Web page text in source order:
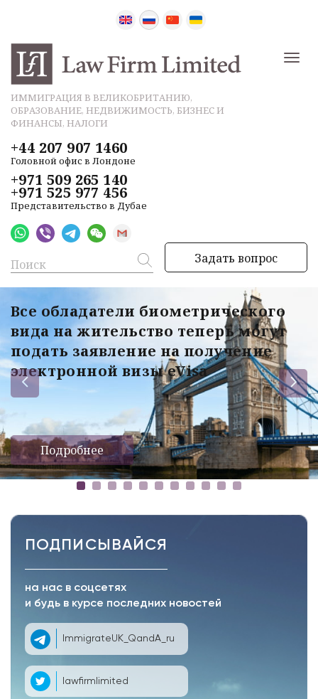
ИММИГРАЦИЯ В ВЕЛИКОБРИТАНИЮ,
ОБРАЗОВАНИЕ, НЕДВИЖИМОСТЬ, БИЗНЕС И
ФИНАНСЫ, НАЛОГИ
+44 207 907 1460
Головной офис в Лондоне
+971 509 265 140
+971 525 977 456
Представительство в Дубае
Задать вопрос
Все обладатели биометрического
вида на жительство теперь могут
подать заявление на получение
электронной визы eVisa
Подробнее
ПОДПИСЫВАЙСЯ
на нас в соцсетях
и будь в курсе последних новостей
ImmigrateUK_QandA_ru
lawfirmlimited